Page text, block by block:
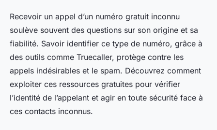
À qui est ce numéro gratuit ?
découvrez comment le trouver
!
Emma• 12 juin 2025•4 min de lecture
Recevoir un appel d’un numéro gratuit inconnu
soulève souvent des questions sur son origine et sa
fiabilité. Savoir identifier ce type de numéro, grâce à
des outils comme Truecaller, protège contre les
appels indésirables et le spam. Découvrez comment
exploiter ces ressources gratuites pour vérifier
l’identité de l’appelant et agir en toute sécurité face à
ces contacts inconnus.